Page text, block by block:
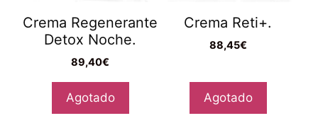
Crema Regenerante
Detox Noche.
89,40€
Agotado
Crema Reti+.
88,45€
Agotado